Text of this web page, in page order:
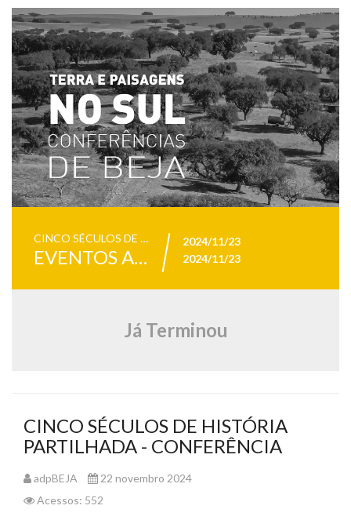
CINCO SÉCULOS DE HISTÓRIA PARTILHADA - CONFERÊNCIA
EVENTOS ADPBEJA
2024/11/23
2024/11/23
Já Terminou
CINCO SÉCULOS DE HISTÓRIA
PARTILHADA - CONFERÊNCIA
adpBEJA
22 novembro 2024
Acessos: 552